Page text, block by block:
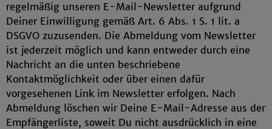
regelmäßig unseren E-Mail-Newsletter aufgrund
Deiner Einwilligung gemäß Art. 6 Abs. 1 S. 1 lit. a
DSGVO zuzusenden. Die Abmeldung vom Newsletter
ist jederzeit möglich und kann entweder durch eine
Nachricht an die unten beschriebene
Kontaktmöglichkeit oder über einen dafür
vorgesehenen Link im Newsletter erfolgen. Nach
Abmeldung löschen wir Deine E-Mail-Adresse aus der
Empfängerliste, soweit Du nicht ausdrücklich in eine